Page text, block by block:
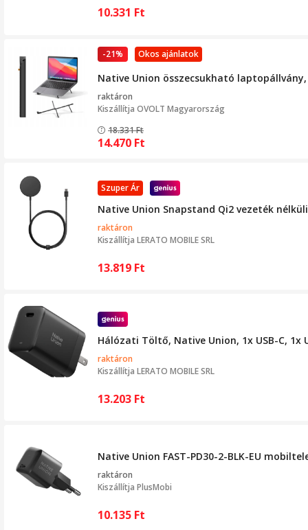
10.331 Ft
Okos ajánlatok
-21%
Native Union összecsukható
raktáron
Kiszállítja OVOLT Magyarország
18.331Ft
14.470 Ft
Szuper Ár
Native Union Snapstand Qi2 vezeték
raktáron
Kiszállítja LERATO MOBILE SRL
13.819 Ft
Hálózati Töltő, Native Union, 1x USB-C, 1x
raktáron
Kiszállítja LERATO MOBILE SRL
13.203 Ft
Native Union FAST-PD30-2-BLK-EU
raktáron
Kiszállítja PlusMobi
10.135 Ft